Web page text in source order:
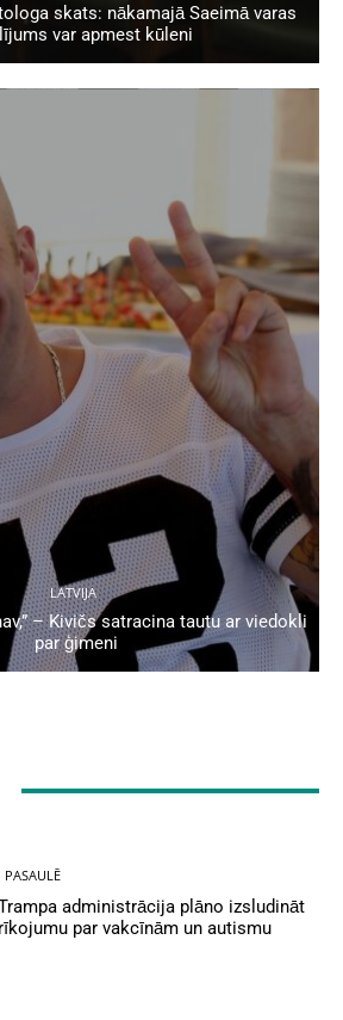
skats: nākamajā Saeimā varas
var apmest kūleni
LATVIJA
– Kivičs satracina tautu ar viedokli
par ģimeni
PASAULĒ
administrācija plāno izsludināt
rīkojumu par vakcīnām un autismu